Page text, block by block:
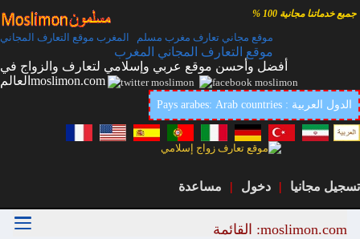
جميع خدماتنا مجانية 100 %
موقع مجاني تعارف مغرب مسلم المغرب موقع التعارف المجاني
موقع التعارف المجاني المغرب
أفضل وأحسن موقع عربي وإسلامي لتعارف والزواج في
العالمmoslimon.com
Pays arabes: Arab countries : الدول العربية
تسجيل مجانيا | دخول | مساعدة
moslimon.com: القائمة